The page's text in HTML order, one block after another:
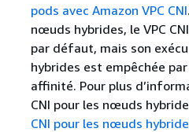
pods avec Amazon VPC CNI
nœuds hybrides, le VPC
par défaut, mais son
hybrides est empêchée
affinité. Pour plus
CNI pour les nœuds
CNI pour les nœuds